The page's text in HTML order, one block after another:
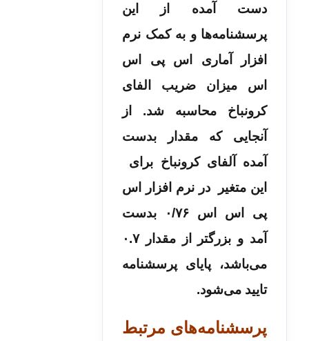
دست آمده از این
پرسشنامه‌ها و به کمک نرم
افزار آماری اس پی اس
اس میزان ضریب الفای
کرونباخ محاسبه شد. از
آنجایی که مقدار بدست
آمده آلفای کرونباخ برای
این متغیر در نرم افزار اس
پی اس اس ۰/۷۶ بدست
آمد و بزرگتر از مقدار ۰.۷
می‌­باشد، پایای پرسشنامه
تایید می‌­شود.
پرسشنامه‌های مرتبط